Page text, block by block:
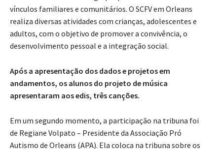
vínculos familiares e comunitários. O SCFV em Orleans
realiza diversas atividades com crianças, adolescentes e
adultos, com o objetivo de promover a convivência, o
desenvolvimento pessoal e a integração social.
Após a apresentação dos dados e projetos em
andamentos, os alunos do projeto de música
apresentaram aos edis, três canções.
Em um segundo momento, a participação na tribuna foi
de Regiane Volpato – Presidente da Associação Pró
Autismo de Orleans (APA). Ela coloca na tribuna sobre os